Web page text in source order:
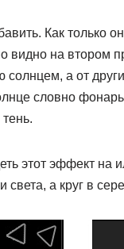
Как только
видно на втором
солнцем, а от
словно
этот эффект на
света, а круг в